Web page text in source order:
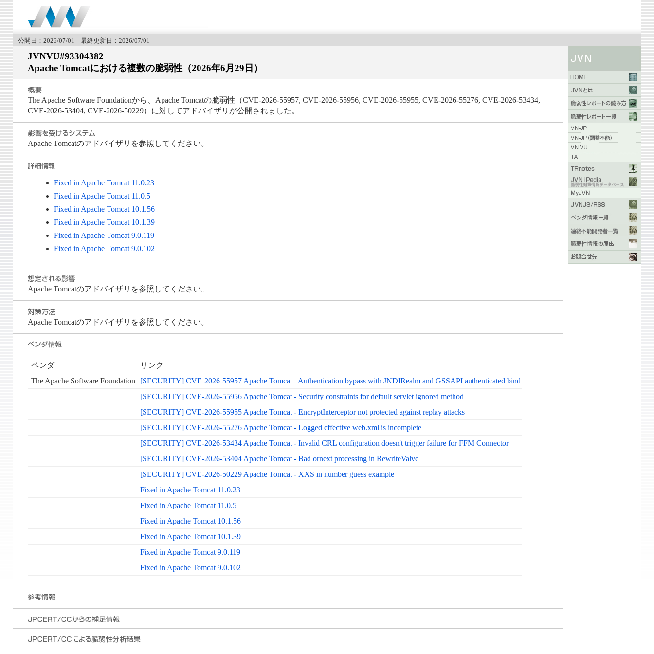
公開日：2026/07/01 最終更新日：2026/07/01
JVNVU#93304382
Apache Tomcatにおける複数の脆弱性（2026年6月29日）
The Apache Software Foundationから、Apache Tomcatの脆弱性（CVE-2026-55957, CVE-2026-55956, CVE-2026-55955, CVE-2026-55276, CVE-2026-53434,
CVE-2026-53404, CVE-2026-50229）に対してアドバイザリが公開されました。
Apache Tomcatのアドバイザリを参照してください。
Fixed in Apache Tomcat 11.0.23
Fixed in Apache Tomcat 11.0.5
Fixed in Apache Tomcat 10.1.56
Fixed in Apache Tomcat 10.1.39
Fixed in Apache Tomcat 9.0.119
Fixed in Apache Tomcat 9.0.102
Apache Tomcatのアドバイザリを参照してください。
Apache Tomcatのアドバイザリを参照してください。
ベンダ
リンク
The Apache Software Foundation
[SECURITY] CVE-2026-55957 Apache Tomcat - Authentication bypass with JNDIRealm and GSSAPI authenticated bind
[SECURITY] CVE-2026-55956 Apache Tomcat - Security constraints for default servlet ignored method
[SECURITY] CVE-2026-55955 Apache Tomcat - EncryptInterceptor not protected against replay attacks
[SECURITY] CVE-2026-55276 Apache Tomcat - Logged effective web.xml is incomplete
[SECURITY] CVE-2026-53434 Apache Tomcat - Invalid CRL configuration doesn't trigger failure for FFM Connector
[SECURITY] CVE-2026-53404 Apache Tomcat - Bad ornext processing in RewriteValve
[SECURITY] CVE-2026-50229 Apache Tomcat - XXS in number guess example
Fixed in Apache Tomcat 11.0.23
Fixed in Apache Tomcat 11.0.5
Fixed in Apache Tomcat 10.1.56
Fixed in Apache Tomcat 10.1.39
Fixed in Apache Tomcat 9.0.119
Fixed in Apache Tomcat 9.0.102